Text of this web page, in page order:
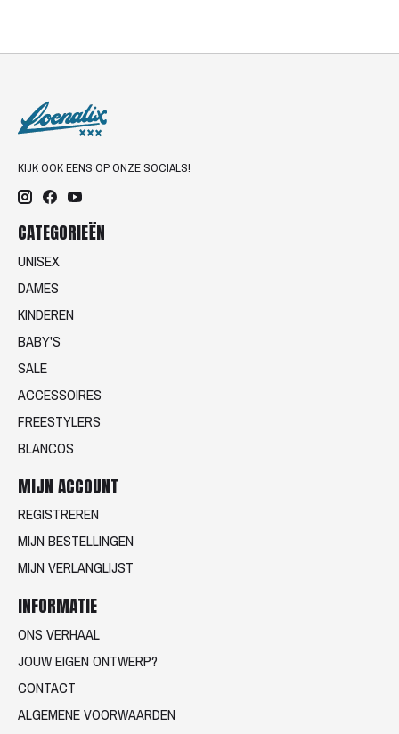
KIJK OOK EENS OP ONZE SOCIALS!
CATEGORIEËN
UNISEX
DAMES
KINDEREN
BABY'S
SALE
ACCESSOIRES
FREESTYLERS
BLANCOS
MIJN ACCOUNT
REGISTREREN
MIJN BESTELLINGEN
MIJN VERLANGLIJST
INFORMATIE
ONS VERHAAL
JOUW EIGEN ONTWERP?
CONTACT
ALGEMENE VOORWAARDEN